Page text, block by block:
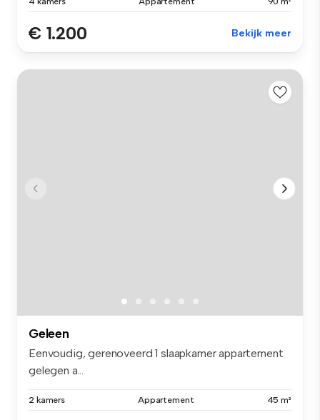
€ 1.200 Bekijk meer
Geleen
Eenvoudig, gerenoveerd 1 slaapkamer appartement
gelegen a...
2 kamers Appartement 45 m²